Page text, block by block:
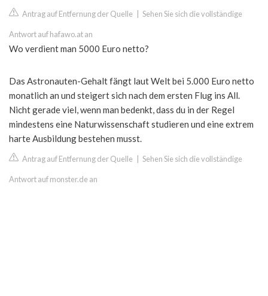
Antrag auf Entfernung der Quelle Sehen Sie sich die vollständige
Antwort auf hafawo.at an
Wo verdient man 5000 Euro netto?
Das Astronauten-Gehalt fängt laut Welt bei 5.000 Euro netto
monatlich an und steigert sich nach dem ersten Flug ins All.
Nicht gerade viel, wenn man bedenkt, dass du in der Regel
mindestens eine Naturwissenschaft studieren und eine extrem
harte Ausbildung bestehen musst.
Antrag auf Entfernung der Quelle Sehen Sie sich die vollständige
Antwort auf monster.de an